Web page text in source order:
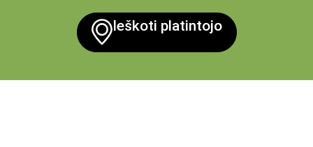
Ieškoti platintojo